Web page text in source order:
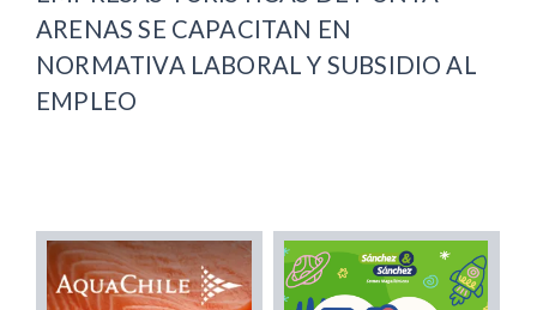
ARENAS SE CAPACITAN EN
NORMATIVA LABORAL Y SUBSIDIO AL
EMPLEO